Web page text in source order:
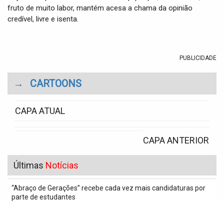
fruto de muito labor, mantém acesa a chama da opinião
credível, livre e isenta.
PUBLICIDADE
→ CARTOONS
CAPA ATUAL
CAPA ANTERIOR
Últimas Notícias
“Abraço de Gerações” recebe cada vez mais candidaturas por
parte de estudantes